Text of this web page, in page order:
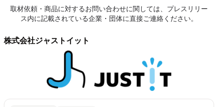
取材依頼・商品に対するお問い合わせに関しては、プレスリリー
ス内に記載されている企業・団体に直接ご連絡ください。
株式会社ジャストイット